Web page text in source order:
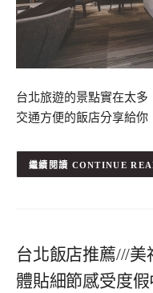
台北旅遊的景點實在太多
交通方便的飯店分享給
CONTINUE
台北飯店推薦///美
體貼細節感受度假